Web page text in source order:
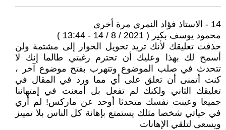
14 - الاستاذ فؤاد النمري مرة أخرى
محمود يوسف بكير ( 2021 / 8 / 14 - 13:44 )
حذفت تعليقك لأنك تريد تحويل الحوار إلى مشتمة ولن
أسمح لك بهذا وعليك أن تحترم رغبتي طالما إنك لا
تتحدث في صلب الموضوع وتتهرب بفتح موضوع آخر ،
كنت أتمنى أن تعلق على أي مما ورد في المقال في
تعليقك الثاني ولكنك لم تفعل بل أمعنت في إمتهاننا
جميعا وعينت نفسك متحدثا أوحد عن ماركس! لم أري
في حياتي شخصا مثلك يستمتع بإهانة كل الناس بلا تمييز
ويسعى لتلقي الإهانات